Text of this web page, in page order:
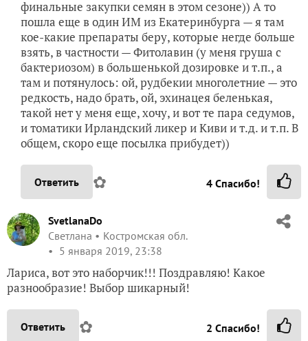
финальные закупки семян в этом сезоне)) А то
пошла еще в один ИМ из Екатеринбурга — я там
кое-какие препараты беру, которые негде больше
взять, в частности — Фитолавин (у меня груша с
бактериозом) в большенькой дозировке и т.п., а
там и потянулось: ой, рудбекии многолетние — это
редкость, надо брать, ой, эхинацея беленькая,
такой нет у меня еще, хочу, и вот те пара седумов,
и томатики Ирландский ликер и Киви и т.д. и т.п. В
общем, скоро еще посылка прибудет))
Ответить ✿ 4 Спасибо!
SvetlanaDo
Светлана
Костромская обл.
5 января 2019, 23:38
Лариса, вот это наборчик!!! Поздравляю! Какое
разнообразие! Выбор шикарный!
Ответить ✿ 2 Спасибо!